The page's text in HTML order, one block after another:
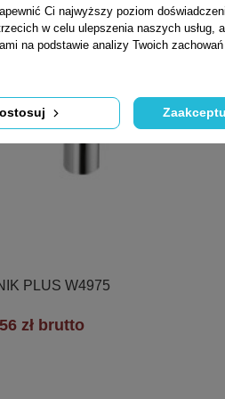
podgląd
PLUS W4975
zł brutto
Ci najwyższy poziom
w celu ulepszenia naszych usług,
na podstawie analizy Twoich